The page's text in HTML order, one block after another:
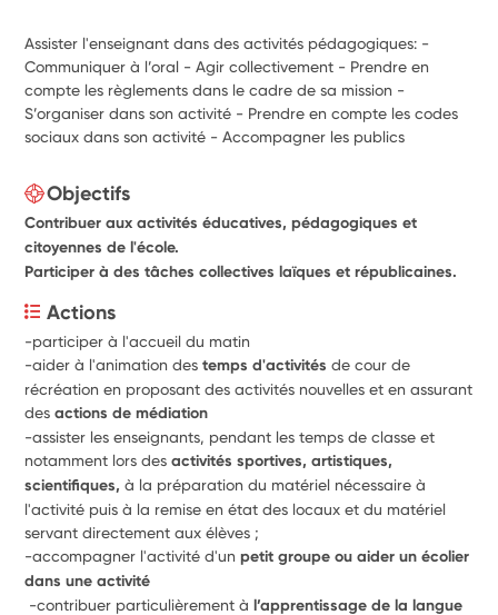
Assister l'enseignant dans des activités pédagogiques: -
Communiquer à l’oral - Agir collectivement - Prendre en
compte les règlements dans le cadre de sa mission -
S’organiser dans son activité - Prendre en compte les codes
sociaux dans son activité - Accompagner les publics
Objectifs
Contribuer aux activités éducatives, pédagogiques et
citoyennes de l'école.
Participer à des tâches collectives laïques et républicaines.
Actions
-aider à l'animation des temps d'activités de cour de
récréation en proposant des activités nouvelles et en assurant
des
-assister les enseignants, pendant les temps de classe et
notamment lors des activités sportives, artistiques,
scientifiques, à la préparation du matériel nécessaire à
l'activité puis à la remise en état des locaux et du matériel
-accompagner l'activité d'un petit groupe ou aider un écolier
dans une activité
-contribuer particulièrement à